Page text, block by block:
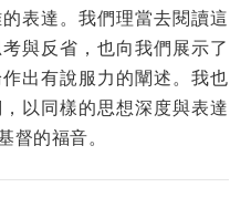
表達。我們理當去閱讀這
與反省，也向我們展示了
出有說服力的闡述。我也
以同樣的思想深度與表達
督的福音。